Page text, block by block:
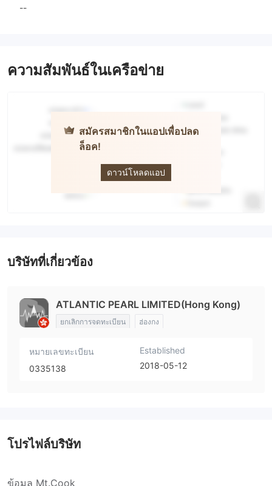
--
ความสัมพันธ์ในเครือข่าย
สมัครสมาชิกในแอปเพื่อปลด
ล็อค!
ดาวน์โหลดแอป
บริษัทที่เกี่ยวข้อง
ATLANTIC PEARL LIMITED(Hong Kong)
ยกเลิกการจดทะเบียน ฮ่องกง
หมายเลขทะเบียน
0335138
Established
2018-05-12
โปรไฟล์บริษัท
ข้อมูล Mt.Cook